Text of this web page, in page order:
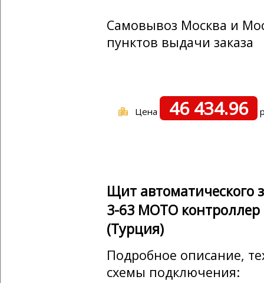
Самовывоз Москва и
пунктов выдачи заказа
Цена 46 434.96
Щит автоматического
3-63 MOTO контроллер
(Турция)
Подробное описание,
схемы подключения: